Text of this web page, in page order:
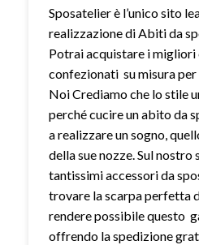
Sposatelier è l’unico sito
realizzazione di Abiti da
Potrai acquistare i migliori
confezionati su misura
Noi Crediamo che lo stile
perché cucire un abito da
a realizzare un sogno,
della sue nozze. Sul
tantissimi accessori da
trovare la scarpa perfetta
rendere possibile questo
offrendo la spedizione